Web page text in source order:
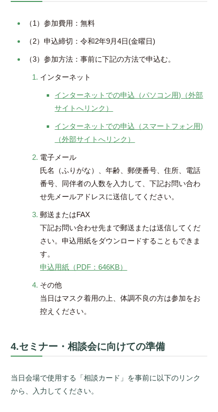
（1）参加費用：無料
（2）申込締切：令和2年9月4日(金曜日)
（3）参加方法：事前に下記の方法で申込む。
インターネット
インターネットでの申込（パソコン用)（外部
サイトへリンク）
インターネットでの申込（スマートフォン用)
（外部サイトへリンク）
電子メール
氏名（ふりがな）、年齢、郵便番号、住所、電話
番号、同伴者の人数を入力して、下記お問い合わ
せ先メールアドレスに送信してください。
郵送またはFAX
下記お問い合わせ先まで郵送または送信してくだ
さい。申込用紙をダウンロードすることもできま
す。
申込用紙（PDF：646KB）
その他
当日はマスク着用の上、体調不良の方は参加をお
控えください。
4.セミナー・相談会に向けての準備
当日会場で使用する「相談カード」を事前に以下のリンク
から、入力してください。